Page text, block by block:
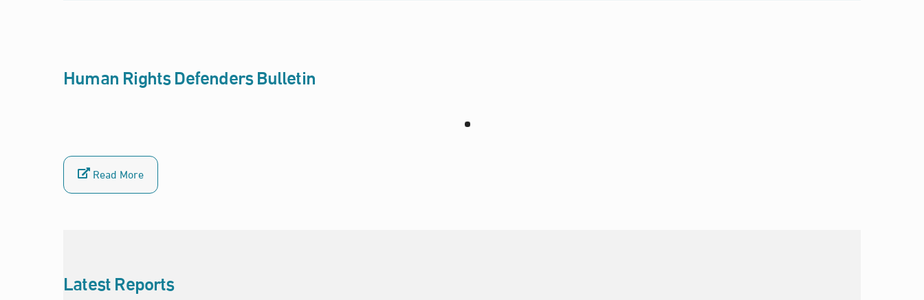
Human Rights Defenders Bulletin
Read More
Latest Reports